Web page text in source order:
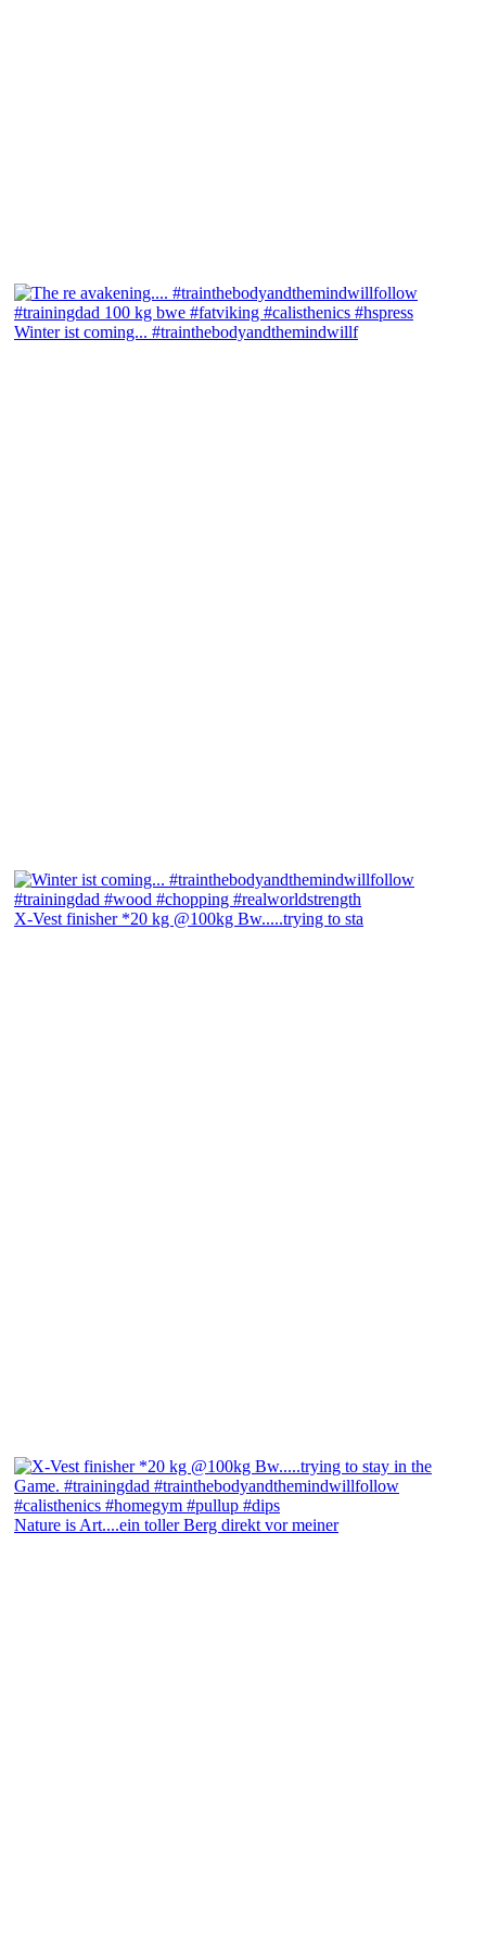
Winter ist coming... #trainthebodyandthemindwillf
X-Vest finisher *20 kg @100kg Bw.....trying to sta
Nature is Art....ein toller Berg direkt vor meiner